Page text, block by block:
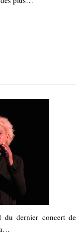
dernier concert de